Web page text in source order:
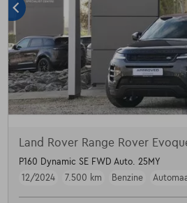
Land Rover Range Rover
P160 Dynamic SE FWD Auto. 25MY
12/2024
7.500 km Benzine